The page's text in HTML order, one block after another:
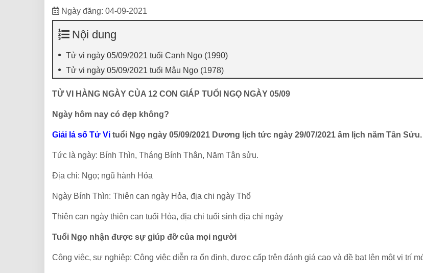
Ngày đăng: 04-09-2021
Nội dung
Tử vi ngày 05/09/2021 tuổi Canh Ngọ (1990)
Tử vi ngày 05/09/2021 tuổi Mậu Ngọ (1978)
TỬ VI HÀNG NGÀY CỦA 12 CON GIÁP TUỔI NGỌ NGÀY 05/09
Ngày hôm nay có đẹp không?
Giải lá số Tử Vi tuổi Ngọ ngày 05/09/2021 Dương lịch tức ngày 29/07/2021 âm lịch năm Tân Sửu.
Tức là ngày: Bính Thìn, Tháng Bính Thân, Năm Tân sửu.
Địa chi: Ngọ; ngũ hành Hỏa
Ngày Bính Thìn: Thiên can ngày Hỏa, địa chi ngày Thổ
Thiên can ngày thiên can tuổi Hỏa, địa chi tuổi sinh địa chi ngày
Tuổi Ngọ nhận được sự giúp đỡ của mọi người
Công việc, sự nghiệp: Công việc diễn ra ổn định, được cấp trên đánh giá cao và đề bạt lên một vị trí